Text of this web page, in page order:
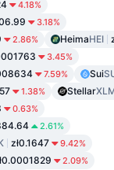
4.18%
3.18%
2.86% HeimaHEI
3.45%
7.59% Sui
1.38% Stellar
0.63%
2.61%
zł0.1647 9.42%
2.09%